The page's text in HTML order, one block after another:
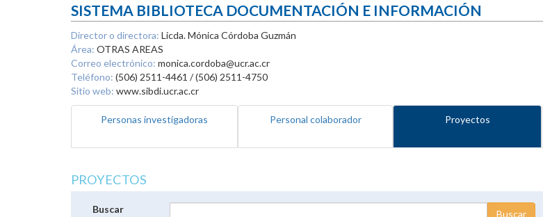
SISTEMA BIBLIOTECA DOCUMENTACIÓN E INFORMACIÓN
Director o directora: Licda. Mónica Córdoba Guzmán
Área: OTRAS AREAS
Correo electrónico: monica.cordoba@ucr.ac.cr
Teléfono: (506) 2511-4461 / (506) 2511-4750
Sitio web: www.sibdi.ucr.ac.cr
Personas investigadoras Personal colaborador Proyectos
PROYECTOS
Buscar